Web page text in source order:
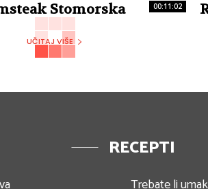
00:11:02
Stomorska
UČITAJ VIŠE
RECEPTI